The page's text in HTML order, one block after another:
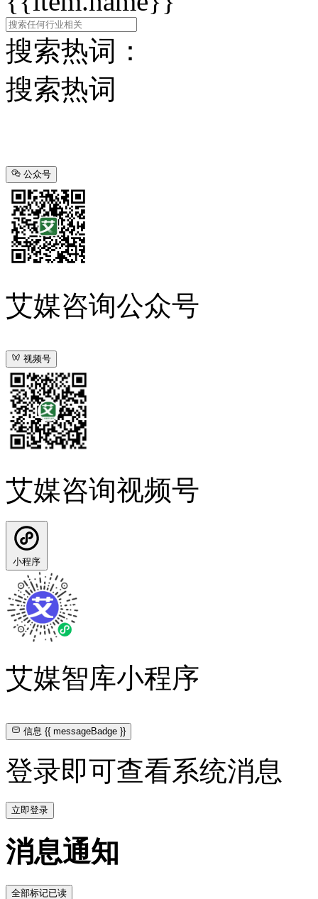
搜索热词：
搜索热词
公众号
艾媒咨询公众号
视频号
艾媒咨询视频号
小程序
艾媒智库小程序
信息{{ messageBadge }}
登录即可查看系统消息
立即登录
消息通知
全部标记已读